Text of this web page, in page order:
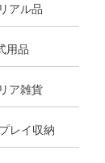
アル品
用品
ア雑貨
レイ収納